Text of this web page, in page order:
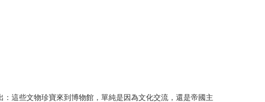
這些文物珍寶來到博物館，單純是因為文化交流，還是帝國主